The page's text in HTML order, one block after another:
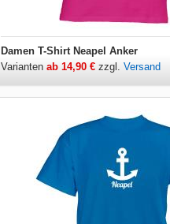
Damen T-Shirt Neapel Anker
Varianten ab 14,90 €zzgl. Versand